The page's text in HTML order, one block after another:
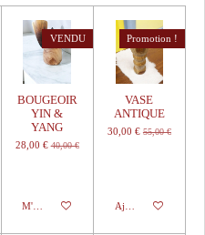
VENDU
BOUGEOIR
YIN &
YANG
28,00 € 40,00 €
M'avertir si disponible
Promotion !
VASE
ANTIQUE
30,00 € 55,00 €
Ajouter au panier